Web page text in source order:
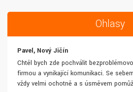
Ohlasy
Pavel, Nový Jičín
Chtěl bych zde pochválit
firmou a vynikající komunikaci. Se
vždy velmi ochotně a s úsměvem